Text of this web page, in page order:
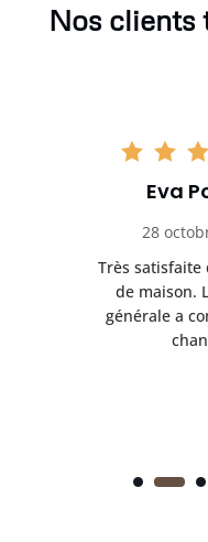
Nos clients
Eva
28
Très satisfaite
de maison.
générale a